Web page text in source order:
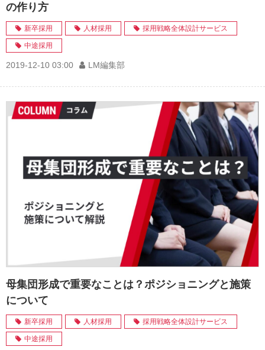
の作り方
新卒採用 人材採用 採用戦略全体設計サービス
中途採用
2019-12-10 03:00 LM編集部
母集団形成で重要なことは？ポジショニングと施策
について
新卒採用 人材採用 採用戦略全体設計サービス
中途採用